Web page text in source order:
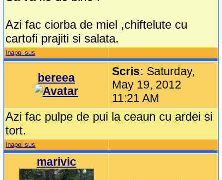
Azi fac ciorba de miel ,chiftelute cu
cartofi prajiti si salata.
Inapoi sus
bereea Scris: Saturday,
May 19, 2012
11:21 AM
Azi fac pulpe de pui la ceaun cu ardei si
tort.
Inapoi sus
marivic